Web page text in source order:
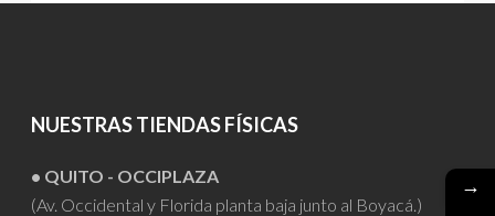
NUESTRAS TIENDAS FÍSICAS
• QUITO - OCCIPLAZA
(Av. Occidental y Florida planta baja junto al Boyacá.)
→